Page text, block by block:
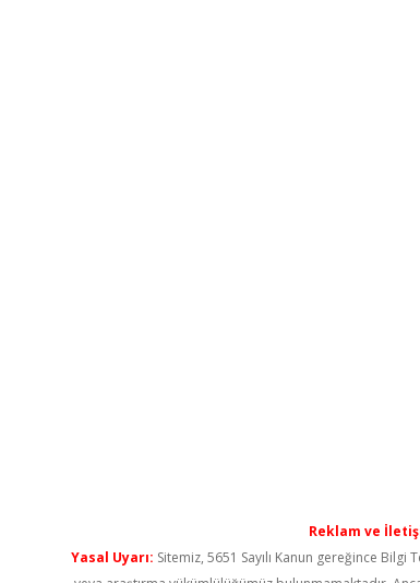
Reklam ve
Yasal Uyarı: Sitemiz, 5651 Sayılı Kanun gereğince